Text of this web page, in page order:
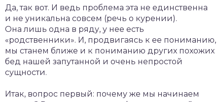
Да, так вот. И ведь проблема эта не единственна
и не уникальна совсем (речь о курении).
Она лишь одна в ряду, у нее есть
«родственники». И, продвигаясь к ее пониманию,
мы станем ближе и к пониманию других похожих
бед нашей запутанной и очень непростой
сущности.
Итак, вопрос первый: почему же мы начинаем